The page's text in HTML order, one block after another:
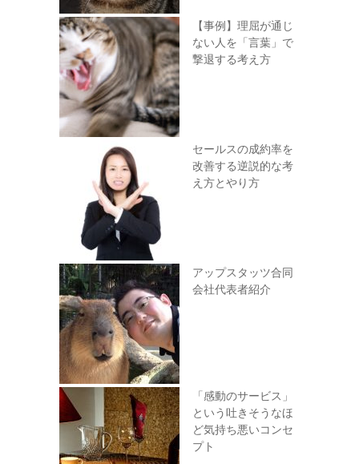
【事例】理屈が通じ
ない人を「言葉」で
撃退する考え方
セールスの成約率を
改善する逆説的な考
え方とやり方
アップスタッツ合同
会社代表者紹介
「感動のサービス」
という吐きそうなほ
ど気持ち悪いコンセ
プト